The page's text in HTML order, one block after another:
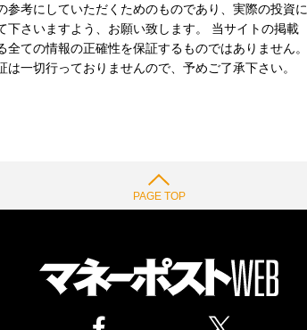
考にしていただくためのものであり、実際の投資に
さいますよう、お願い致します。 当サイトの掲載
ての情報の正確性を保証するものではありません。
一切行っておりませんので、予めご了承下さい。
PAGE TOP